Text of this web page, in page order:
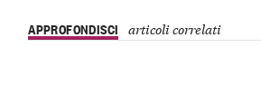
APPROFONDISCI articoli correlati